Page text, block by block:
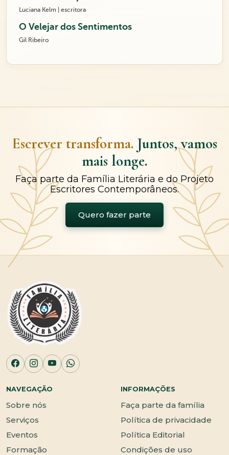
Luciana Kelm | escritora
O Velejar dos Sentimentos
Gil Ribeiro
Escrever transforma. Juntos, vamos
mais longe.
Faça parte da Família Literária e do Projeto
Escritores Contemporâneos.
Quero fazer parte
NAVEGAÇÃO
Sobre nós
Serviços
Eventos
Formação
INFORMAÇÕES
Faça parte da família
Política de privacidade
Política Editorial
Condições de uso